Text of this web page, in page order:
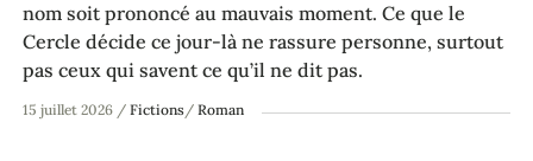
15 juillet 2026 / Fictions/ Roman
nom soit prononcé au mauvais moment. Ce que le
Cercle décide ce jour-là ne rassure personne, surtout
pas ceux qui savent ce qu’il ne dit pas.